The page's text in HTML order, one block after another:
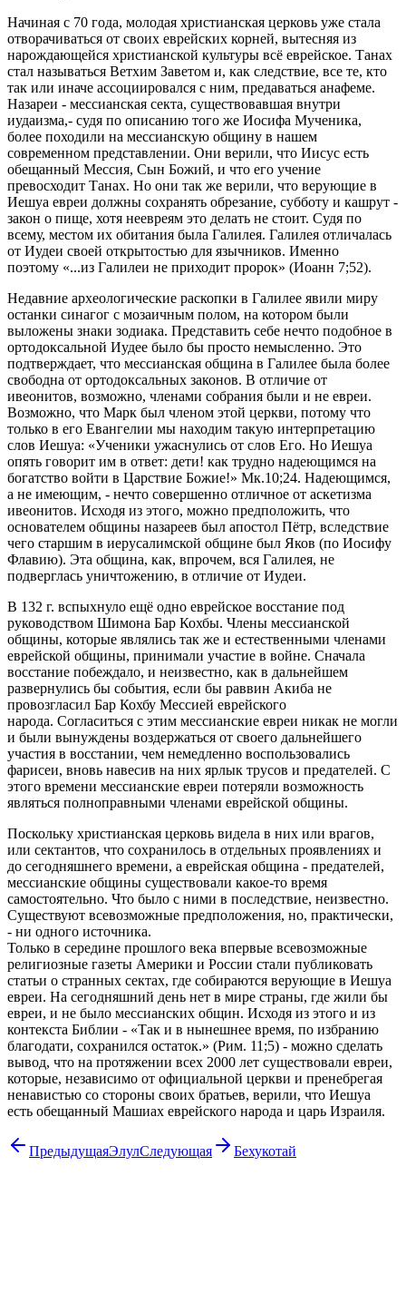
Начиная с 70 года, молодая христианская церковь уже стала
отворачиваться от своих еврейских корней, вытесняя из
нарождающейся христианской культуры всё еврейское. Танах
стал называться Ветхим Заветом и, как следствие, все те, кто
так или иначе ассоциировался с ним, предаваться анафеме.
Назареи - мессианская секта, существовавшая внутри
иудаизма,- судя по описанию того же Иосифа Мученика,
более походили на мессианскую общину в нашем
современном представлении. Они верили, что Иисус есть
обещанный Мессия, Сын Божий, и что его учение
превосходит Танах. Но они так же верили, что верующие в
Иешуа евреи должны сохранять обрезание, субботу и кашрут -
закон о пище, хотя неевреям это делать не стоит. Судя по
всему, местом их обитания была Галилея. Галилея отличалась
от Иудеи своей открытостью для язычников. Именно
поэтому «...из Галилеи не приходит пророк» (Иоанн 7;52).
Недавние археологические раскопки в Галилее явили миру
останки синагог с мозаичным полом, на котором были
выложены знаки зодиака. Представить себе нечто подобное в
ортодоксальной Иудее было бы просто немысленно. Это
подтверждает, что мессианская община в Галилее была более
свободна от ортодоксальных законов. В отличие от
ивеонитов, возможно, членами собрания были и не евреи.
Возможно, что Марк был членом этой церкви, потому что
только в его Евангелии мы находим такую интерпретацию
слов Иешуа: «Ученики ужаснулись от слов Его. Но Иешуа
опять говорит им в ответ: дети! как трудно надеющимся на
богатство войти в Царствие Божие!» Мк.10;24. Надеющимся,
а не имеющим, - нечто совершенно отличное от аскетизма
ивеонитов. Исходя из этого, можно предположить, что
основателем общины назареев был апостол Пётр, вследствие
чего старшим в иерусалимской общине был Яков (по Иосифу
Флавию). Эта община, как, впрочем, вся Галилея, не
подверглась уничтожению, в отличие от Иудеи.
В 132 г. вспыхнуло ещё одно еврейское восстание под
руководством Шимона Бар Кохбы. Члены мессианской
общины, которые являлись так же и естественными членами
еврейской общины, принимали участие в войне. Сначала
восстание побеждало, и неизвестно, как в дальнейшем
развернулись бы события, если бы раввин Акиба не
провозгласил Бар Кохбу Мессией еврейского
народа. Согласиться с этим мессианские евреи никак не могли
и были вынуждены воздержаться от своего дальнейшего
участия в восстании, чем немедленно воспользовались
фарисеи, вновь навесив на них ярлык трусов и предателей. С
этого времени мессианские евреи потеряли возможность
являться полноправными членами еврейской общины.
Поскольку христианская церковь видела в них или врагов,
или сектантов, что сохранилось в отдельных проявлениях и
до сегодняшнего времени, а еврейская община - предателей,
мессианские общины существовали какое-то время
самостоятельно. Что было с ними в последствие, неизвестно.
Существуют всевозможные предположения, но, практически,
- ни одного источника.
Только в середине прошлого века впервые всевозможные
религиозные газеты Америки и России стали публиковать
статьи о странных сектах, где собираются верующие в Иешуа
евреи. На сегодняшний день нет в мире страны, где жили бы
евреи, и не было мессианских общин. Исходя из этого и из
контекста Библии - «Так и в нынешнее время, по избранию
благодати, сохранился остаток.» (Рим. 11;5) - можно сделать
вывод, что на протяжении всех 2000 лет существовали евреи,
которые, независимо от официальной церкви и пренебрегая
ненавистью со стороны своих братьев, верили, что Иешуа
есть обещанный Машиах еврейского народа и царь Израиля.
ПредыдущаяЭлулСледующая Бехукотай